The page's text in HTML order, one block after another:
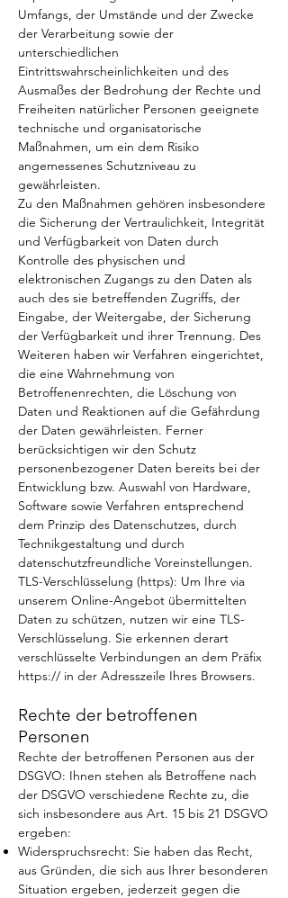
Umfangs, der Umstände und der Zwecke
der Verarbeitung sowie der
unterschiedlichen
Eintrittswahrscheinlichkeiten und des
Ausmaßes der Bedrohung der Rechte und
Freiheiten natürlicher Personen geeignete
technische und organisatorische
Maßnahmen, um ein dem Risiko
angemessenes Schutzniveau zu
gewährleisten.
Zu den Maßnahmen gehören insbesondere
die Sicherung der Vertraulichkeit, Integrität
und Verfügbarkeit von Daten durch
Kontrolle des physischen und
elektronischen Zugangs zu den Daten als
auch des sie betreffenden Zugriffs, der
Eingabe, der Weitergabe, der Sicherung
der Verfügbarkeit und ihrer Trennung. Des
Weiteren haben wir Verfahren eingerichtet,
die eine Wahrnehmung von
Betroffenenrechten, die Löschung von
Daten und Reaktionen auf die Gefährdung
der Daten gewährleisten. Ferner
berücksichtigen wir den Schutz
personenbezogener Daten bereits bei der
Entwicklung bzw. Auswahl von Hardware,
Software sowie Verfahren entsprechend
dem Prinzip des Datenschutzes, durch
Technikgestaltung und durch
datenschutzfreundliche Voreinstellungen.
TLS-Verschlüsselung (https): Um Ihre via
unserem Online-Angebot übermittelten
Daten zu schützen, nutzen wir eine TLS-
Verschlüsselung. Sie erkennen derart
verschlüsselte Verbindungen an dem Präfix
https:// in der Adresszeile Ihres Browsers.
Rechte der betroffenen
Personen
Rechte der betroffenen Personen aus der
DSGVO: Ihnen stehen als Betroffene nach
der DSGVO verschiedene Rechte zu, die
sich insbesondere aus Art. 15 bis 21 DSGVO
ergeben:
Widerspruchsrecht: Sie haben das Recht,
aus Gründen, die sich aus Ihrer besonderen
Situation ergeben, jederzeit gegen die